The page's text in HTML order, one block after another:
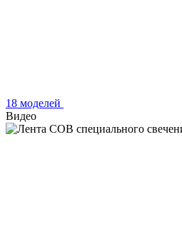
18 моделей
Видео